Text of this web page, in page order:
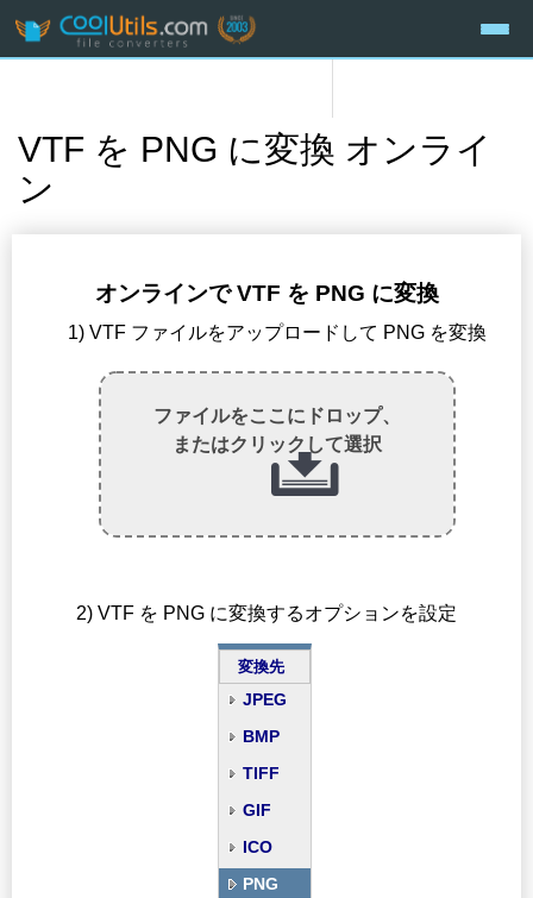
VTF を PNG に変換 オンライ
ン
オンラインで VTF を PNG に変換
1) VTF ファイルをアップロードして PNG を変換
ファイルをここにドロップ、
またはクリックして選択
2) VTF を PNG に変換するオプションを設定
変換先
JPEG
BMP
TIFF
GIF
ICO
PNG